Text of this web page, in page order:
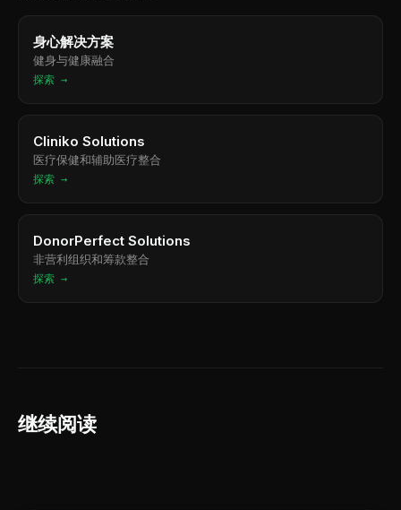
身心解决方案
健身与健康融合
探索 →
Cliniko Solutions
医疗保健和辅助医疗整合
探索 →
DonorPerfect Solutions
非营利组织和筹款整合
探索 →
继续阅读